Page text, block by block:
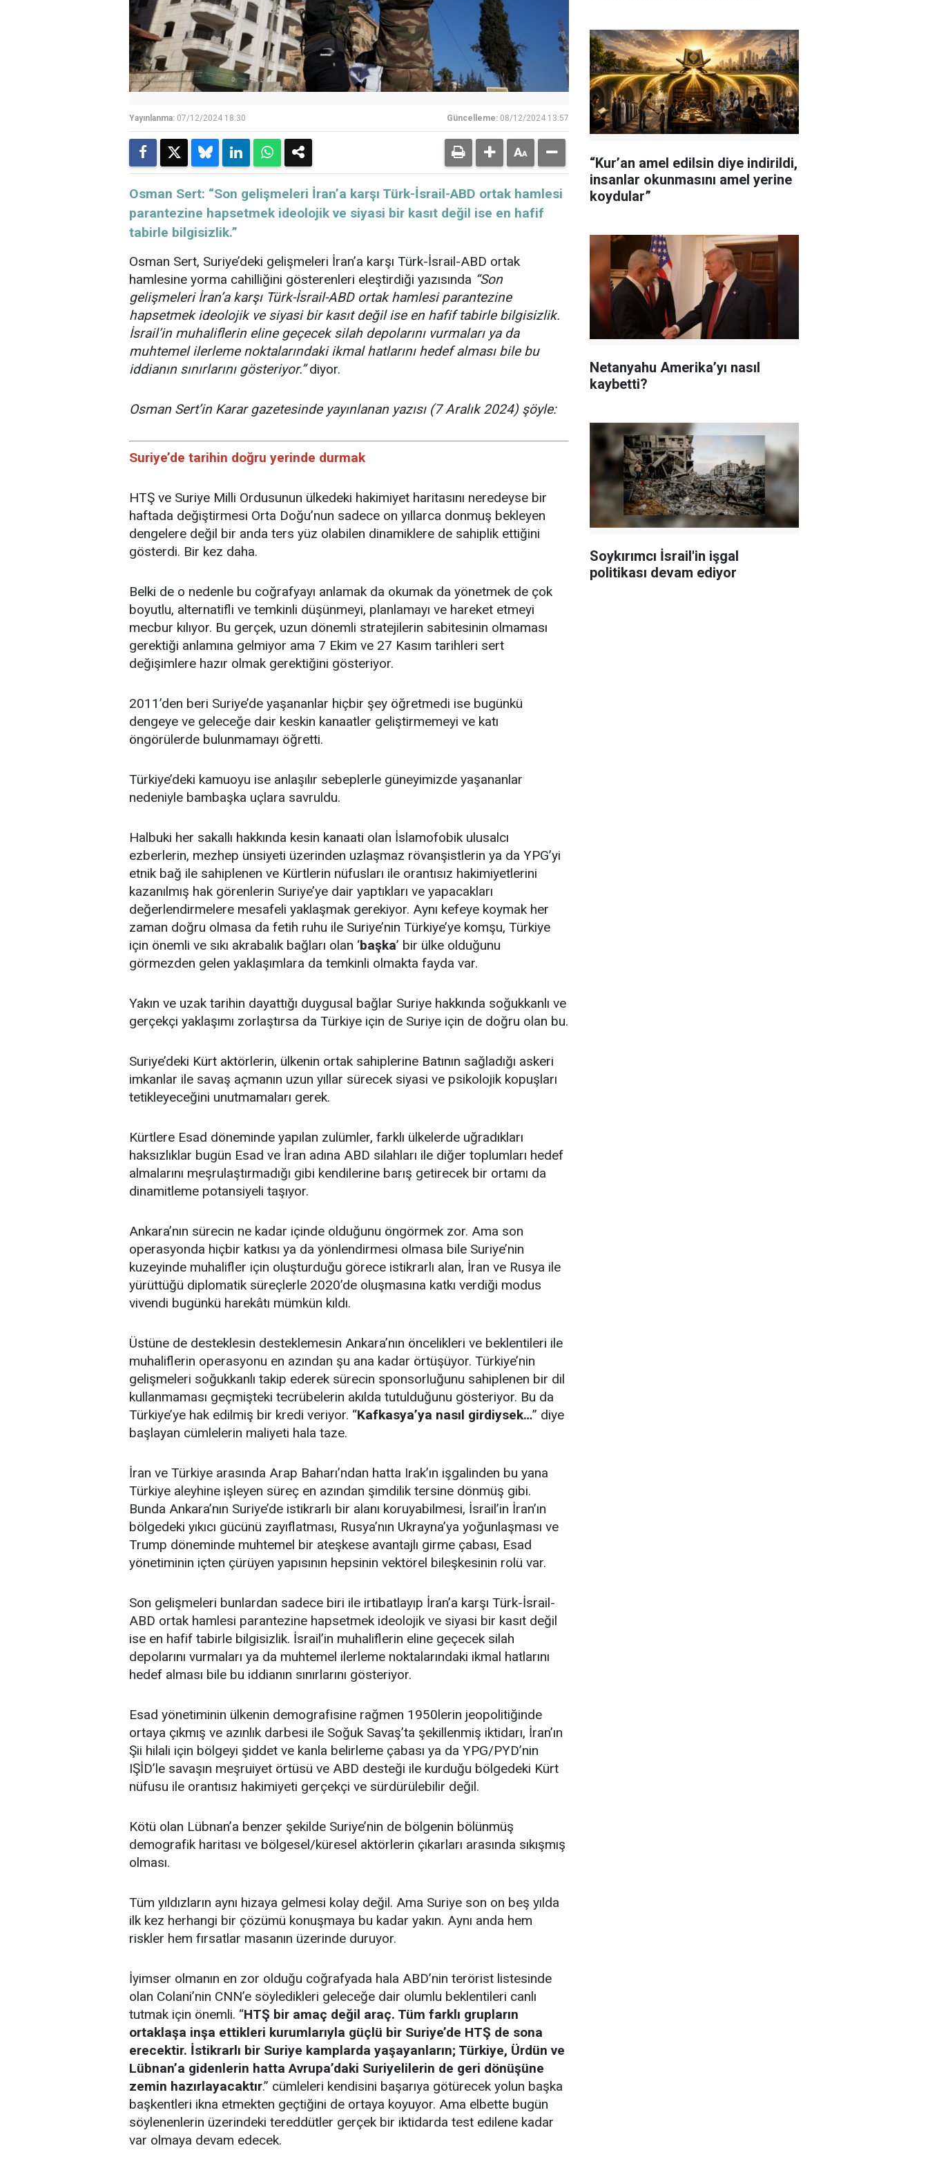
Yayınlanma: 07/12/2024 18:30 Güncelleme: 08/12/2024 13:57
Osman Sert: “Son gelişmeleri İran’a karşı Türk-İsrail-ABD ortak hamlesi
parantezine hapsetmek ideolojik ve siyasi bir kasıt değil ise en hafif
tabirle bilgisizlik.”
Osman Sert, Suriye’deki gelişmeleri İran’a karşı Türk-İsrail-ABD ortak
hamlesine yorma cahilliğini gösterenleri eleştirdiği yazısında “Son
gelişmeleri İran’a karşı Türk-İsrail-ABD ortak hamlesi parantezine
hapsetmek ideolojik ve siyasi bir kasıt değil ise en hafif tabirle bilgisizlik.
İsrail’in muhaliflerin eline geçecek silah depolarını vurmaları ya da
muhtemel ilerleme noktalarındaki ikmal hatlarını hedef alması bile bu
iddianın sınırlarını gösteriyor.”diyor.
Osman Sert’in Karar gazetesinde yayınlanan yazısı (7 Aralık 2024) şöyle:
Suriye’de tarihin doğru yerinde durmak
HTŞ ve Suriye Milli Ordusunun ülkedeki hakimiyet haritasını neredeyse bir
haftada değiştirmesi Orta Doğu’nun sadece on yıllarca donmuş bekleyen
dengelere değil bir anda ters yüz olabilen dinamiklere de sahiplik ettiğini
gösterdi. Bir kez daha.
Belki de o nedenle bu coğrafyayı anlamak da okumak da yönetmek de çok
boyutlu, alternatifli ve temkinli düşünmeyi, planlamayı ve hareket etmeyi
mecbur kılıyor. Bu gerçek, uzun dönemli stratejilerin sabitesinin olmaması
gerektiği anlamına gelmiyor ama 7 Ekim ve 27 Kasım tarihleri sert
değişimlere hazır olmak gerektiğini gösteriyor.
2011’den beri Suriye’de yaşananlar hiçbir şey öğretmedi ise bugünkü
dengeye ve geleceğe dair keskin kanaatler geliştirmemeyi ve katı
öngörülerde bulunmamayı öğretti.
Türkiye’deki kamuoyu ise anlaşılır sebeplerle güneyimizde yaşananlar
nedeniyle bambaşka uçlara savruldu.
Halbuki her sakallı hakkında kesin kanaati olan İslamofobik ulusalcı
ezberlerin, mezhep ünsiyeti üzerinden uzlaşmaz rövanşistlerin ya da YPG’yi
etnik bağ ile sahiplenen ve Kürtlerin nüfusları ile orantısız hakimiyetlerini
kazanılmış hak görenlerin Suriye’ye dair yaptıkları ve yapacakları
değerlendirmelere mesafeli yaklaşmak gerekiyor. Aynı kefeye koymak her
zaman doğru olmasa da fetih ruhu ile Suriye’nin Türkiye’ye komşu, Türkiye
için önemli ve sıkı akrabalık bağları olan ‘başka’ bir ülke olduğunu
görmezden gelen yaklaşımlara da temkinli olmakta fayda var.
Yakın ve uzak tarihin dayattığı duygusal bağlar Suriye hakkında soğukkanlı ve
gerçekçi yaklaşımı zorlaştırsa da Türkiye için de Suriye için de doğru olan bu.
Suriye’deki Kürt aktörlerin, ülkenin ortak sahiplerine Batının sağladığı askeri
imkanlar ile savaş açmanın uzun yıllar sürecek siyasi ve psikolojik kopuşları
tetikleyeceğini unutmamaları gerek.
Kürtlere Esad döneminde yapılan zulümler, farklı ülkelerde uğradıkları
haksızlıklar bugün Esad ve İran adına ABD silahları ile diğer toplumları hedef
almalarını meşrulaştırmadığı gibi kendilerine barış getirecek bir ortamı da
dinamitleme potansiyeli taşıyor.
Ankara’nın sürecin ne kadar içinde olduğunu öngörmek zor. Ama son
operasyonda hiçbir katkısı ya da yönlendirmesi olmasa bile Suriye’nin
kuzeyinde muhalifler için oluşturduğu görece istikrarlı alan, İran ve Rusya ile
yürüttüğü diplomatik süreçlerle 2020’de oluşmasına katkı verdiği modus
vivendi bugünkü harekâtı mümkün kıldı.
Üstüne de desteklesin desteklemesin Ankara’nın öncelikleri ve beklentileri ile
muhaliflerin operasyonu en azından şu ana kadar örtüşüyor. Türkiye’nin
gelişmeleri soğukkanlı takip ederek sürecin sponsorluğunu sahiplenen bir dil
kullanmaması geçmişteki tecrübelerin akılda tutulduğunu gösteriyor. Bu da
Türkiye’ye hak edilmiş bir kredi veriyor. “Kafkasya’ya nasıl girdiysek…” diye
başlayan cümlelerin maliyeti hala taze.
İran ve Türkiye arasında Arap Baharı’ndan hatta Irak’ın işgalinden bu yana
Türkiye aleyhine işleyen süreç en azından şimdilik tersine dönmüş gibi.
Bunda Ankara’nın Suriye’de istikrarlı bir alanı koruyabilmesi, İsrail’in İran’ın
bölgedeki yıkıcı gücünü zayıflatması, Rusya’nın Ukrayna’ya yoğunlaşması ve
Trump döneminde muhtemel bir ateşkese avantajlı girme çabası, Esad
yönetiminin içten çürüyen yapısının hepsinin vektörel bileşkesinin rolü var.
Son gelişmeleri bunlardan sadece biri ile irtibatlayıp İran’a karşı Türk-İsrail-
ABD ortak hamlesi parantezine hapsetmek ideolojik ve siyasi bir kasıt değil
ise en hafif tabirle bilgisizlik. İsrail’in muhaliflerin eline geçecek silah
depolarını vurmaları ya da muhtemel ilerleme noktalarındaki ikmal hatlarını
hedef alması bile bu iddianın sınırlarını gösteriyor.
Esad yönetiminin ülkenin demografisine rağmen 1950lerin jeopolitiğinde
ortaya çıkmış ve azınlık darbesi ile Soğuk Savaş’ta şekillenmiş iktidarı, İran’ın
Şii hilali için bölgeyi şiddet ve kanla belirleme çabası ya da YPG/PYD’nin
IŞİD’le savaşın meşruiyet örtüsü ve ABD desteği ile kurduğu bölgedeki Kürt
nüfusu ile orantısız hakimiyeti gerçekçi ve sürdürülebilir değil.
Kötü olan Lübnan’a benzer şekilde Suriye’nin de bölgenin bölünmüş
demografik haritası ve bölgesel/küresel aktörlerin çıkarları arasında sıkışmış
olması.
Tüm yıldızların aynı hizaya gelmesi kolay değil. Ama Suriye son on beş yılda
ilk kez herhangi bir çözümü konuşmaya bu kadar yakın. Aynı anda hem
riskler hem fırsatlar masanın üzerinde duruyor.
İyimser olmanın en zor olduğu coğrafyada hala ABD’nin terörist listesinde
olan Colani’nin CNN’e söyledikleri geleceğe dair olumlu beklentileri canlı
tutmak için önemli. “HTŞ bir amaç değil araç. Tüm farklı grupların
ortaklaşa inşa ettikleri kurumlarıyla güçlü bir Suriye’de HTŞ de sona
erecektir. İstikrarlı bir Suriye kamplarda yaşayanların; Türkiye, Ürdün ve
Lübnan’a gidenlerin hatta Avrupa’daki Suriyelilerin de geri dönüşüne
zemin hazırlayacaktır.” cümleleri kendisini başarıya götürecek yolun başka
başkentleri ikna etmekten geçtiğini de ortaya koyuyor. Ama elbette bugün
söylenenlerin üzerindeki tereddütler gerçek bir iktidarda test edilene kadar
var olmaya devam edecek.
“Kur’an amel edilsin diye indirildi,
insanlar okunmasını amel yerine
koydular”
Netanyahu Amerika’yı nasıl
kaybetti?
Soykırımcı İsrail'in işgal
politikası devam ediyor